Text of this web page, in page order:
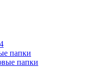
папки
папки